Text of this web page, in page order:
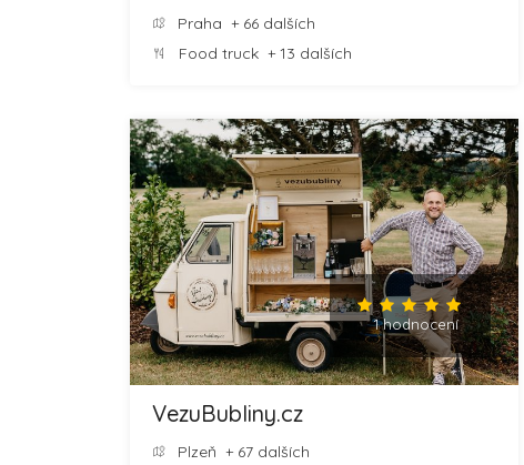
Praha + 66 dalších
Food truck + 13 dalších
1 hodnocení
VezuBubliny.cz
Plzeň + 67 dalších